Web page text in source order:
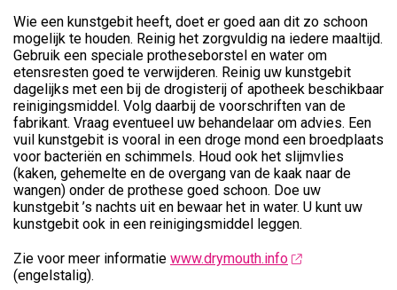
Wie een kunstgebit heeft, doet er goed aan dit zo schoon
mogelijk te houden. Reinig het zorgvuldig na iedere maaltijd.
Gebruik een speciale protheseborstel en water om
etensresten goed te verwijderen. Reinig uw kunstgebit
dagelijks met een bij de drogisterij of apotheek beschikbaar
reinigingsmiddel. Volg daarbij de voorschriften van de
fabrikant. Vraag eventueel uw behandelaar om advies. Een
vuil kunstgebit is vooral in een droge mond een broedplaats
voor bacteriën en schimmels. Houd ook het slijmvlies
(kaken, gehemelte en de overgang van de kaak naar de
wangen) onder de prothese goed schoon. Doe uw
kunstgebit ’s nachts uit en bewaar het in water. U kunt uw
kunstgebit ook in een reinigingsmiddel leggen.
Zie voor meer informatie www.drymouth.info
(engelstalig).